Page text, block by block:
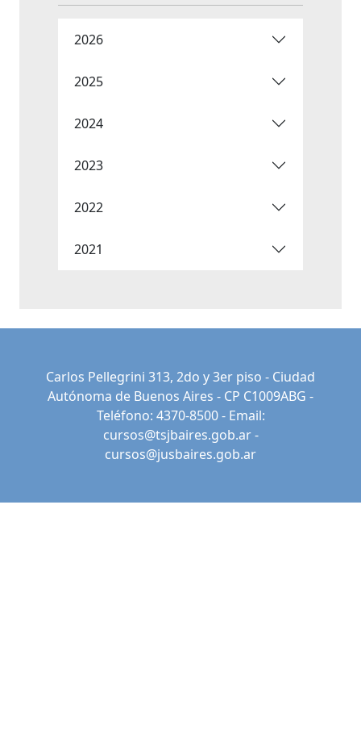
2026
2025
2024
2023
2022
2021
Carlos Pellegrini 313, 2do y 3er piso - Ciudad
Autónoma de Buenos Aires - CP C1009ABG -
Teléfono: 4370-8500 - Email:
cursos@tsjbaires.gob.ar-
cursos@jusbaires.gob.ar